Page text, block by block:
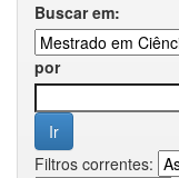
Buscar em:
por
Filtros correntes: